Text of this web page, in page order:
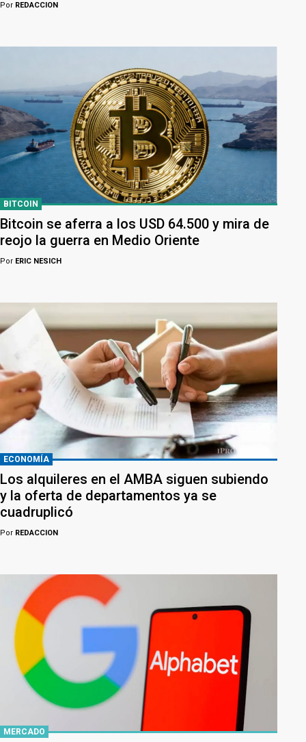
Por REDACCION
BITCOIN
Bitcoin se aferra a los USD 64.500 y mira de
reojo la guerra en Medio Oriente
Por ERIC NESICH
ECONOMÍA
Los alquileres en el AMBA siguen subiendo
y la oferta de departamentos ya se
cuadruplicó
Por REDACCION
MERCADO